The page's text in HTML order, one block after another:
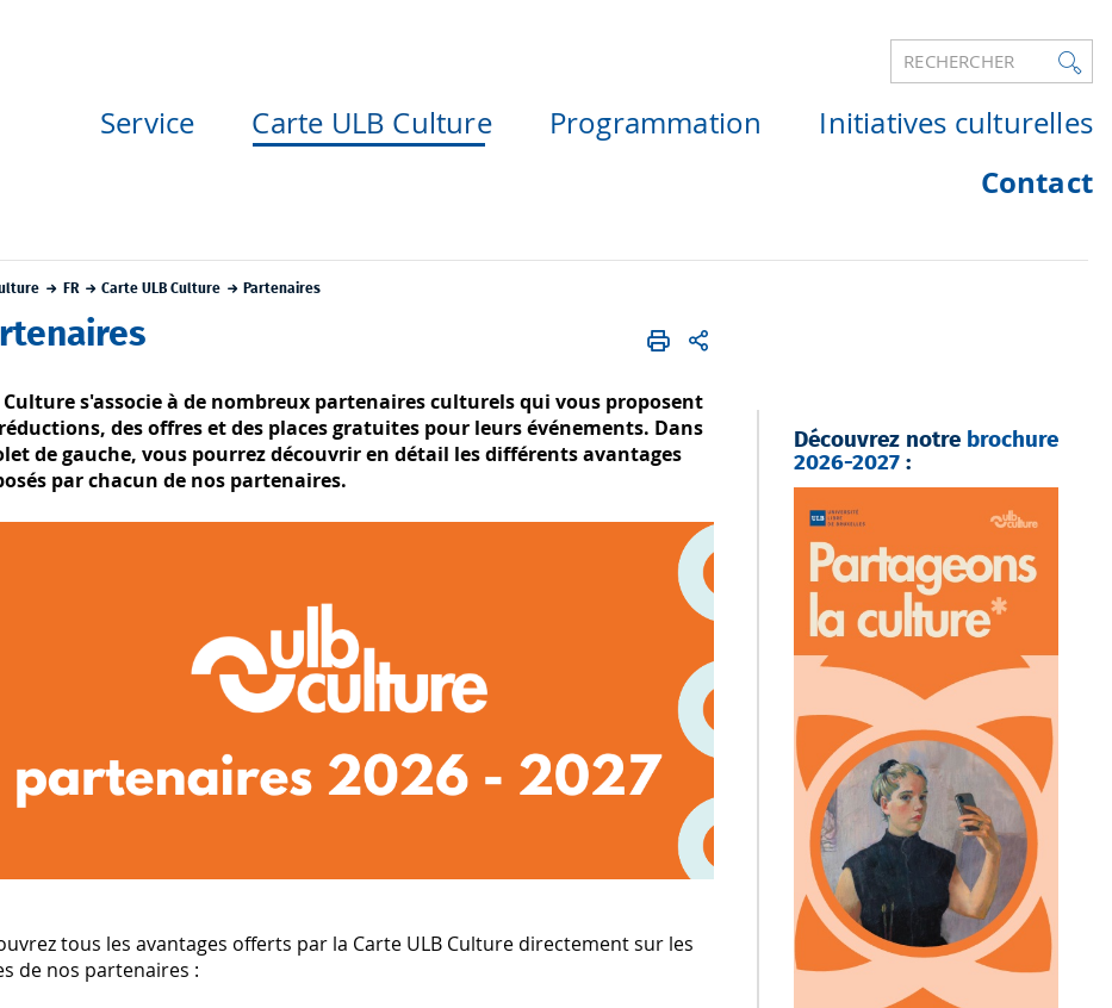
RECHERCHER
Service Carte ULB Culture Programmation Initiatives culturelles
Contact
FR Carte ULB Culture Partenaires
Culture s'associe à de nombreux partenaires culturels qui vous proposent
des offres et des places gratuites pour leurs événements. Dans
de gauche, vous pourrez découvrir en détail les différents avantages
par chacun de nos partenaires.
tous les avantages offerts par la Carte ULB Culture directement sur les
de nos partenaires :
Découvrez notre brochure
2026-2027 :